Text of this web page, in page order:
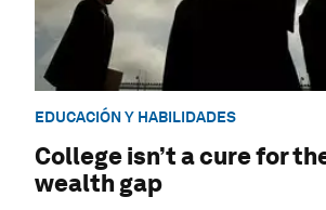
EDUCACIÓN Y HABILIDADES
College isn’t a cure for
wealth gap